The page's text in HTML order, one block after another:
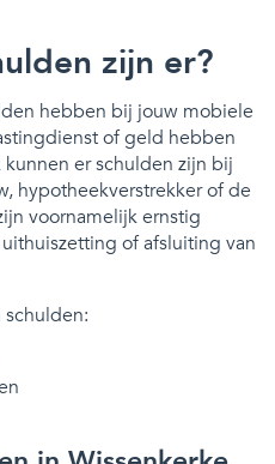
zijn er?
hebben bij jouw mobiele
of geld hebben
er schulden zijn bij
hypotheekverstrekker of de
voornamelijk ernstig
of afsluiting van